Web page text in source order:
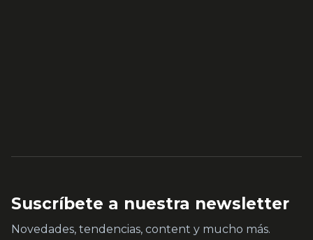
Suscríbete a nuestra newsletter
Novedades, tendencias, content y mucho más.